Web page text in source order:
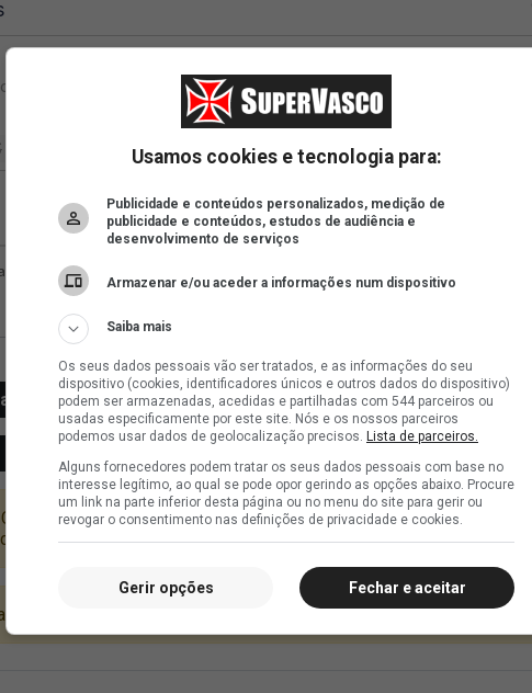
Usamos cookies e tecnologia para:
Publicidade e conteúdos personalizados, medição de
publicidade e conteúdos, estudos de audiência e
desenvolvimento de serviços
Armazenar e/ou aceder a informações num dispositivo
Saiba mais
Os seus dados pessoais vão ser tratados, e as informações do seu
dispositivo (cookies, identificadores únicos e outros dados do dispositivo)
podem ser armazenadas, acedidas e partilhadas com 544 parceiros ou
usadas especificamente por este site. Nós e os nossos parceiros
podemos usar dados de geolocalização precisos. Lista de parceiros.
Alguns fornecedores podem tratar os seus dados pessoais com base no
interesse legítimo, ao qual se pode opor gerindo as opções abaixo. Procure
um link na parte inferior desta página ou no menu do site para gerir ou
revogar o consentimento nas definições de privacidade e cookies.
Fechar e aceitar
Gerir opções